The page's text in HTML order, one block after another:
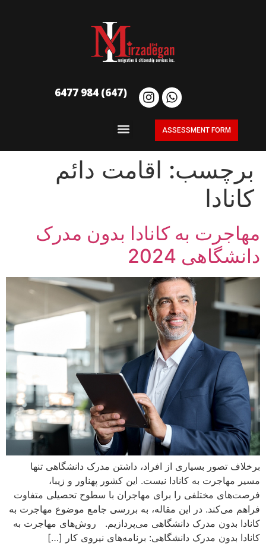
(647) 984 6477
ASSESSMENT FORM
برچسب: اقامت دائم
کانادا
مهاجرت به کانادا بدون مدرک
دانشگاهی 2024
برخلاف تصور بسیاری از افراد، داشتن مدرک دانشگاهی تنها
مسیر مهاجرت به کانادا نیست. این کشور پهناور و زیبا،
فرصت‌های مختلفی را برای مهاجران با سطوح تحصیلی متفاوت
فراهم می‌کند. در این مقاله، به بررسی جامع موضوع مهاجرت به
کانادا بدون مدرک دانشگاهی می‌پردازیم. روش‌های مهاجرت به
کانادا بدون مدرک دانشگاهی: برنامه‌های نیروی کار […]